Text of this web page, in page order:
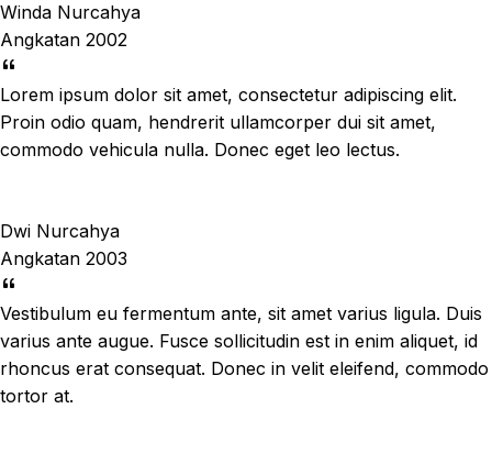
Winda Nurcahya
Angkatan 2002
Lorem ipsum dolor sit amet, consectetur adipiscing elit.
Proin odio quam, hendrerit ullamcorper dui sit amet,
commodo vehicula nulla. Donec eget leo lectus.
Dwi Nurcahya
Angkatan 2003
Vestibulum eu fermentum ante, sit amet varius ligula. Duis
varius ante augue. Fusce sollicitudin est in enim aliquet, id
rhoncus erat consequat. Donec in velit eleifend, commodo
tortor at.